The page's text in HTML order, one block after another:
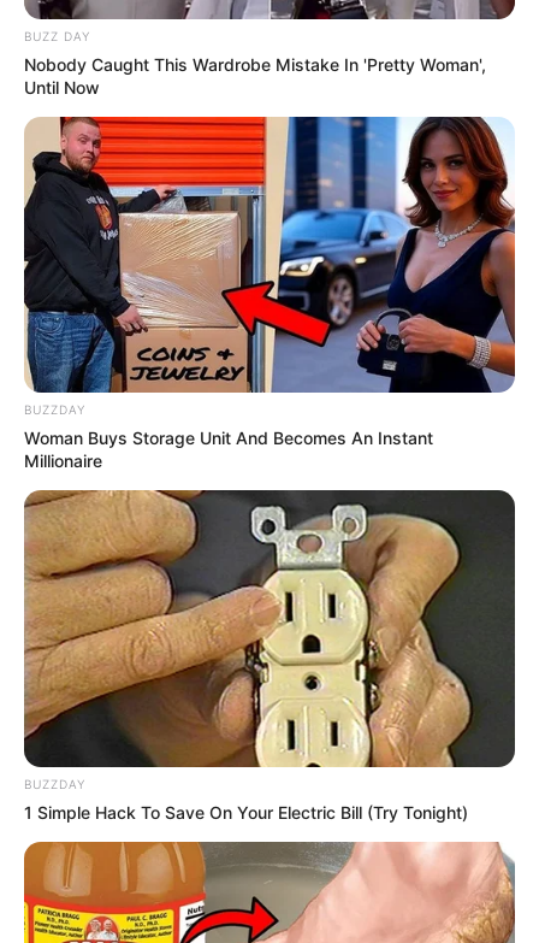
BUZZ DAY
Nobody Caught This Wardrobe Mistake In 'Pretty Woman',
Until Now
BUZZDAY
Woman Buys Storage Unit And Becomes An Instant
Millionaire
BUZZDAY
1 Simple Hack To Save On Your Electric Bill (Try Tonight)